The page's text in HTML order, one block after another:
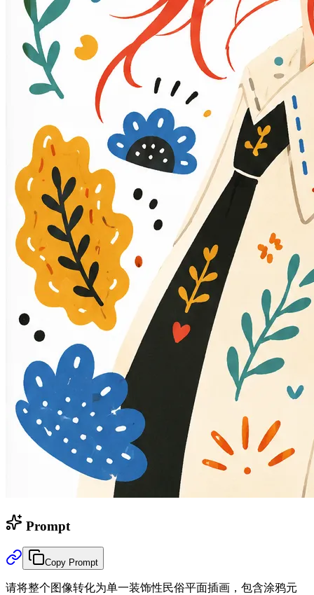
Prompt
Copy Prompt
请将整个图像转化为单一装饰性民俗平面插画，包含涂鸦元